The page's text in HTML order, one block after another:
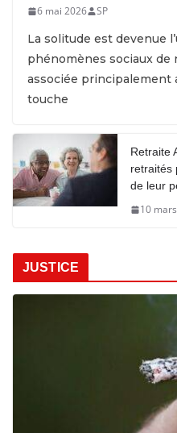
6 mai 2026 SP
La solitude est devenue
phénomènes sociaux
associée principalement
touche
Retraite
retraités
de leur
10
JUSTICE